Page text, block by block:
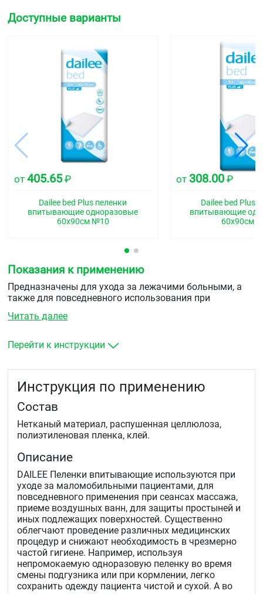
Доступные варианты
от 405.65₽
Dailee bed Plus пеленки
впитывающие одноразовые
60х90см №10
от 308.00 ₽
Dailee bed Plus
впитывающие
60х90см
Показания к применению
Предназначены для ухода за лежачими больными, а
также для повседневного использования при
защиты постельного белья.
Читать далее
Перейти к инструкции
Инструкция по применению
Состав
Нетканый материал, распушенная целлюлоза,
полиэтиленовая пленка, клей.
Описание
DAILEE Пеленки впитывающие используются при
уходе за маломобильными пациентами, для
повседневного применения при сеансах массажа,
приеме воздушных ванн, для защиты простыней и
иных подлежащих поверхностей. Существенно
облегчают проведение различных медицинских
процедур и снижают необходимость в чрезмерно
частой гигиене. Например, используя
непромокаемую одноразовую пеленку во время
смены подгузника или при кормлении, легко
сохранить одежду пациента чистой и сухой. А во